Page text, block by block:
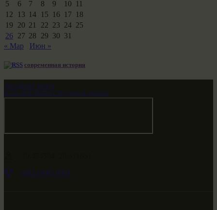
5
6 7 8 9 10
11
12
13 14 15 16 17 18
19
20 21 22 23 24 25
26 27 28 29 30 31
« Мар
Июн »
современная история
Звездные врата
НАШ МИР ВЧЕРА СЕГОДНЯ И ЗАВТРА
+682 (000) 0001